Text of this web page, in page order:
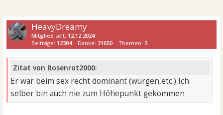
HeavyDreamy
Mitglied seit: 12.12.2024
Beiträge: 12304 Danke: 21650 Themen:3
Zitat von Rosenrot2000:
Er war beim sex recht dominant (würgen,etc.) Ich
selber bin auch nie zum Höhepunkt gekommen